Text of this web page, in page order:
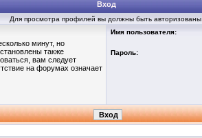
Вход
Для просмотра профилей вы должны быть авторизованы.
минут, но
также
вам следует
на форумах означает
Имя пользователя:
Пароль: